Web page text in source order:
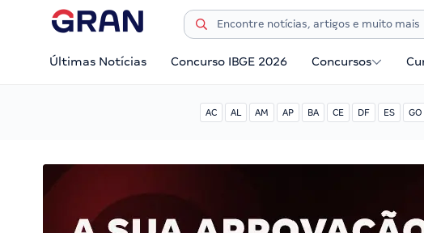
Últimas Notícias Concurso IBGE 2026 Concursos
AC AL AM AP BA CE DF ES GO